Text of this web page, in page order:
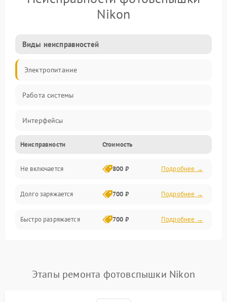
Nikon
Виды неисправностей
Электропитание
Работа системы
Интерфейсы
Электронные компоненты
Корпус/Герметичность
Неисправности Стоимость
Не включается 800 ₽ Подробнее →
Долго заряжается 700 ₽ Подробнее →
Быстро разряжается 700 ₽ Подробнее →
Этапы ремонта фотовспышки Nikon